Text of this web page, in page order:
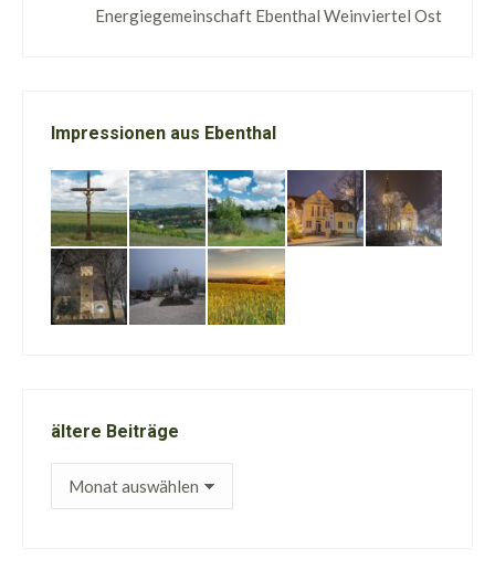
Energiegemeinschaft Ebenthal Weinviertel Ost
Impressionen aus Ebenthal
ältere Beiträge
ältere